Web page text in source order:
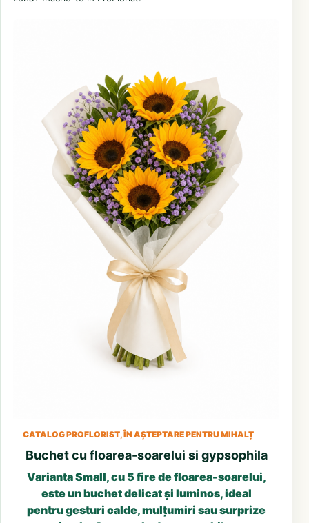
CATALOG PROFLORIST, ÎN AȘTEPTARE PENTRU MIHALȚ
Buchet cu floarea-soarelui si gypsophila
Varianta Small, cu 5 fire de floarea-soarelui,
este un buchet delicat și luminos, ideal
pentru gesturi calde, mulțumiri sau surprize